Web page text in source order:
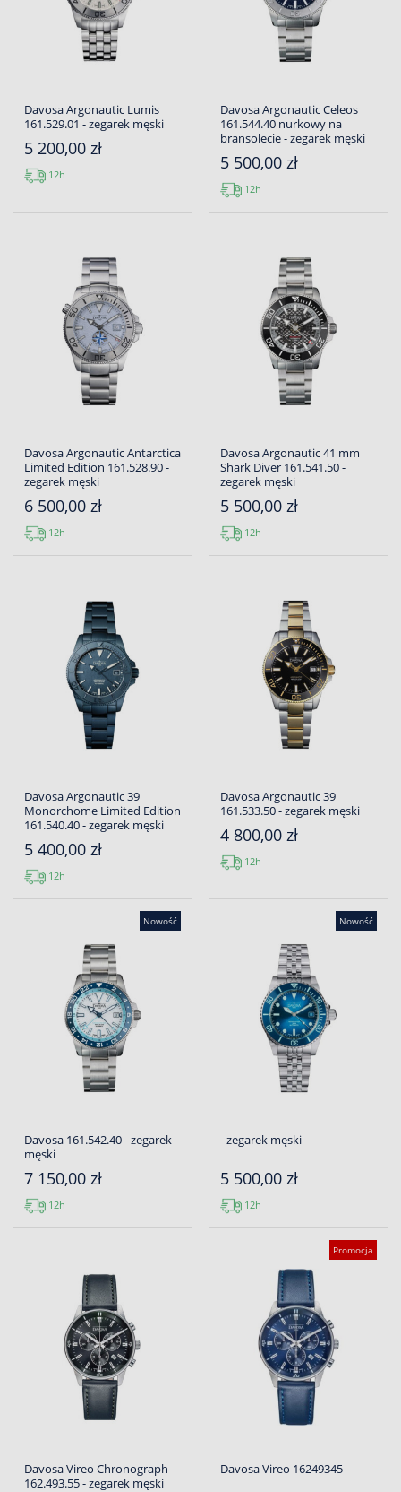
Davosa Argonautic Lumis
161.529.01 - zegarek męski
5 200,00 zł
12h
Davosa Argonautic Celeos
161.544.40 nurkowy na
bransolecie - zegarek męski
5 500,00 zł
12h
Davosa Argonautic Antarctica
Limited Edition 161.528.90 -
zegarek męski
6 500,00 zł
12h
Davosa Argonautic 41 mm
Shark Diver 161.541.50 -
zegarek męski
5 500,00 zł
12h
Davosa Argonautic 39
Monorchome Limited Edition
161.540.40 - zegarek męski
5 400,00 zł
12h
Davosa Argonautic 39
161.533.50 - zegarek męski
4 800,00 zł
12h
Nowość
Davosa 161.542.40 - zegarek
męski
7 150,00 zł
12h
Nowość
- zegarek męski
5 500,00 zł
12h
Davosa Vireo Chronograph
162.493.55 - zegarek męski
Promocja
Davosa Vireo 16249345